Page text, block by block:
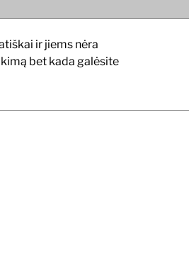
produkto detalumo lygį.
ir jiems nėra
bet kada galėsite